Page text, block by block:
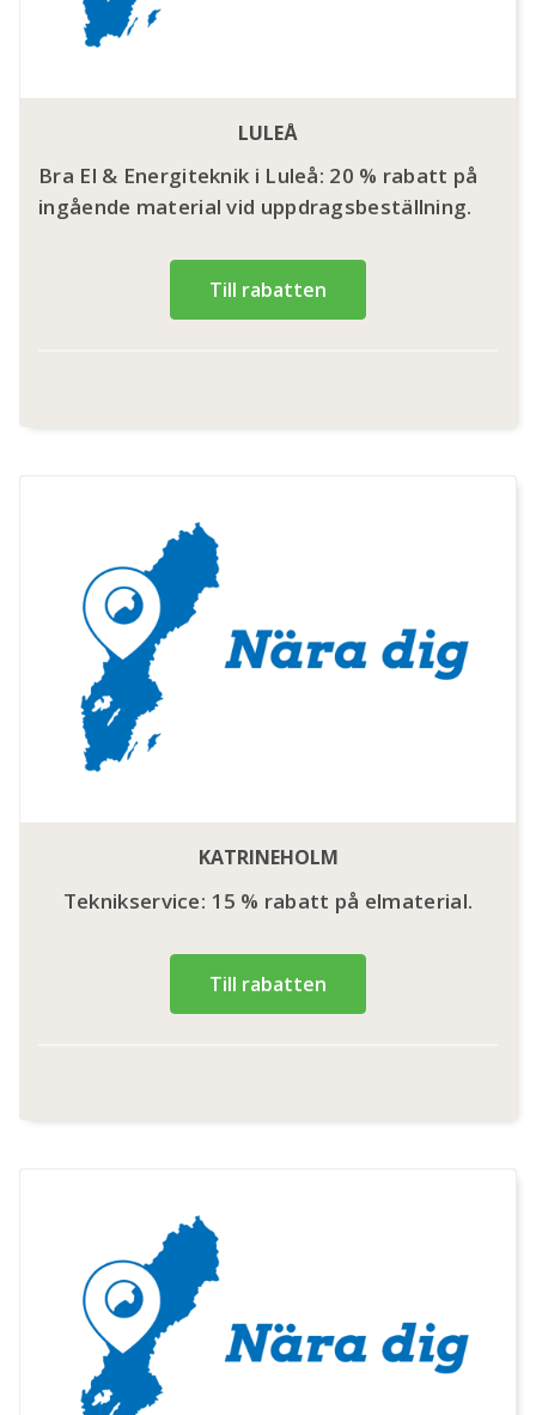
LULEÅ
Bra El & Energiteknik i Luleå: 20 % rabatt på
ingående material vid uppdragsbeställning.
Till rabatten
KATRINEHOLM
Teknikservice: 15 % rabatt på elmaterial.
Till rabatten